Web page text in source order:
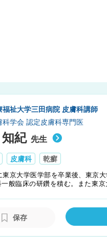
福祉大学三田病院 皮膚科講師
科学会 認定皮膚科専門医
紀 先生
皮膚科 乾癬
東京大学医学部を卒業後、東京
般臨床の研鑽を積む。また東
保存